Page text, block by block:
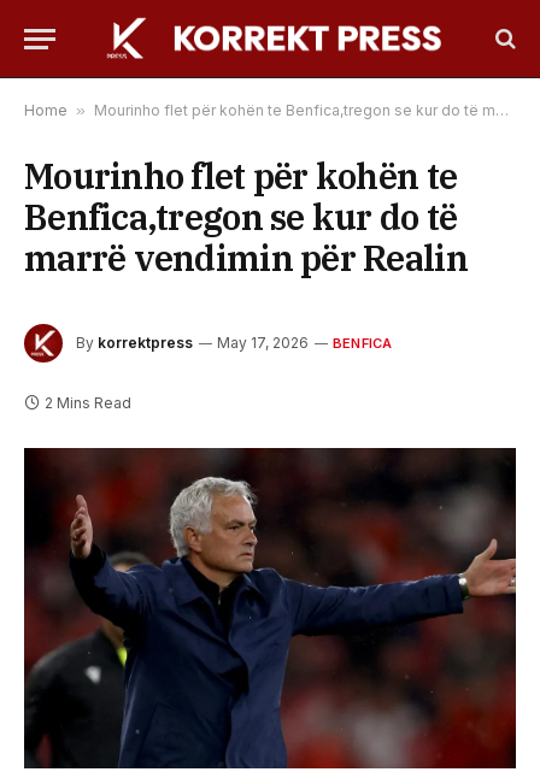
Home » Mourinho flet për kohën te Benfica,tregon se kur do të marrë vendimin për Realin
Mourinho flet për kohën te
Benfica,tregon se kur do të
marrë vendimin për Realin
By korrektpress May 17, 2026 BENFICA
2 Mins Read